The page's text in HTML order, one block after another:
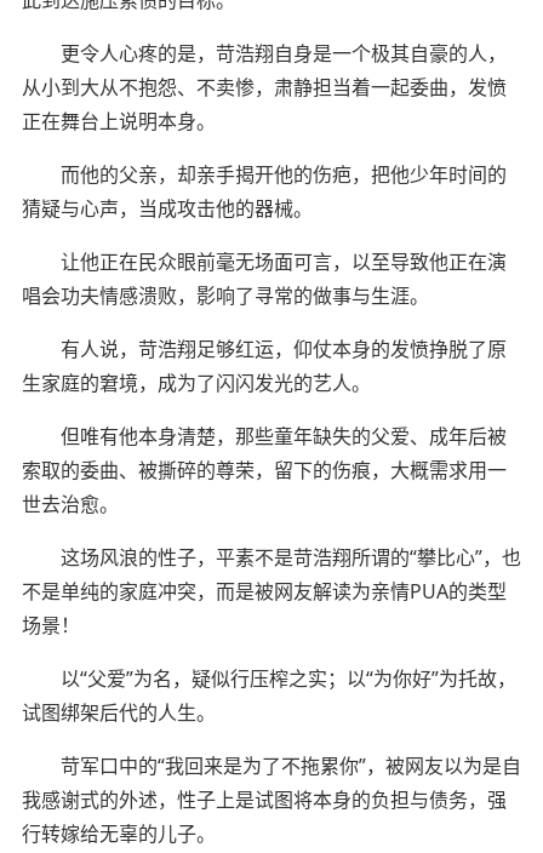
更令人心疼的是，苛浩翔自身是一个极其自豪的人，
从小到大从不抱怨、不卖惨，肃静担当着一起委曲，发愤
正在舞台上说明本身。
而他的父亲，却亲手揭开他的伤疤，把他少年时间的
猜疑与心声，当成攻击他的器械。
让他正在民众眼前毫无场面可言，以至导致他正在演
唱会功夫情感溃败，影响了寻常的做事与生涯。
有人说，苛浩翔足够红运，仰仗本身的发愤挣脱了原
生家庭的窘境，成为了闪闪发光的艺人。
但唯有他本身清楚，那些童年缺失的父爱、成年后被
索取的委曲、被撕碎的尊荣，留下的伤痕，大概需求用一
世去治愈。
这场风浪的性子，平素不是苛浩翔所谓的“攀比心”，也
不是单纯的家庭冲突，而是被网友解读为亲情PUA的类型
场景！
以“父爱”为名，疑似行压榨之实；以“为你好”为托故，
试图绑架后代的人生。
苛军口中的“我回来是为了不拖累你”，被网友以为是自
我感谢式的外述，性子上是试图将本身的负担与债务，强
行转嫁给无辜的儿子。